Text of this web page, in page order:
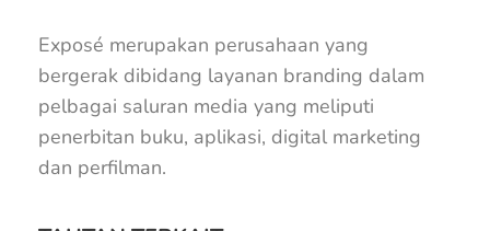
Exposé merupakan perusahaan yang
bergerak dibidang layanan branding dalam
pelbagai saluran media yang meliputi
penerbitan buku, aplikasi, digital marketing
dan perfilman.